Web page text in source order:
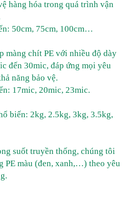
hàng hóa trong quá trình vận
50cm, 75cm, 100cm…
màng chít PE với nhiều độ dày
đến 30mic, đáp ứng mọi yêu
năng bảo vệ.
17mic, 20mic, 23mic.
biến: 2kg, 2.5kg, 3kg, 3.5kg,
suốt truyền thống, chúng tôi
PE màu (đen, xanh,…) theo yêu